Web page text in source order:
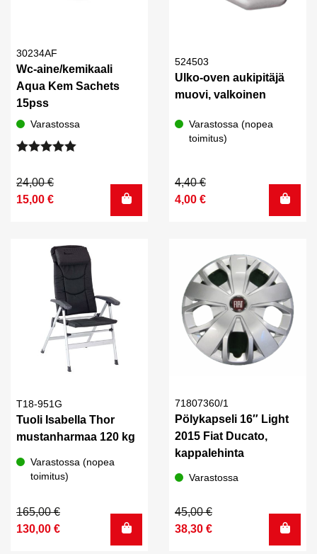
30234AF
Wc-aine/kemikaali
Aqua Kem Sachets
15pss
Varastossa
5.00/ 5
24,00€
Alkuperäinen
hinta
15,00 €
Nykyinen
hinta
524503
Ulko-oven aukipitäjä
muovi, valkoinen
Varastossa (nopea
toimitus)
4,40€
Alkuperäinen
hinta
4,00 €
Nykyinen
hinta
T18-951G
Tuoli Isabella Thor
mustanharmaa 120 kg
Varastossa (nopea
toimitus)
165,00€
Alkuperäinen
hinta
130,00 €
Nykyinen
hinta
71807360/1
Pölykapseli 16″ Light
2015 Fiat Ducato,
kappalehinta
Varastossa
45,00€
Alkuperäinen
hinta
38,30 €
Nykyinen
hinta